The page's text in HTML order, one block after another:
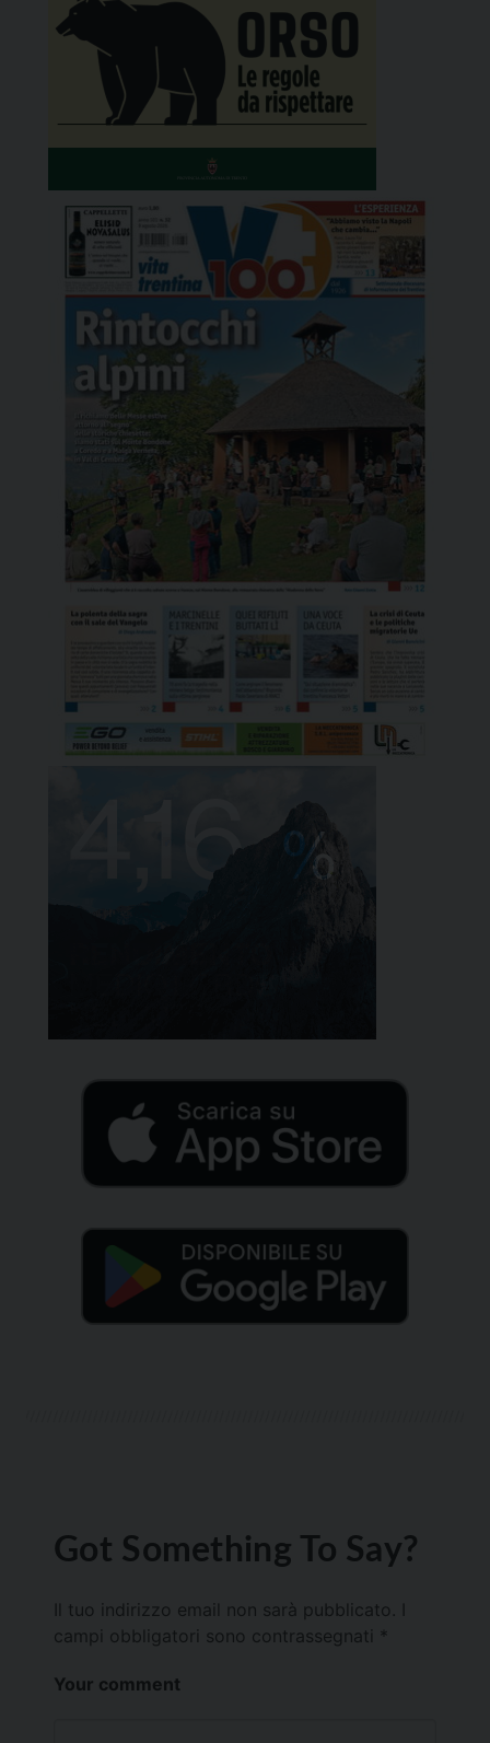
Got Something To Say?
Il tuo indirizzo email non sarà pubblicato.
campi obbligatori sono contrassegnati *
Your comment